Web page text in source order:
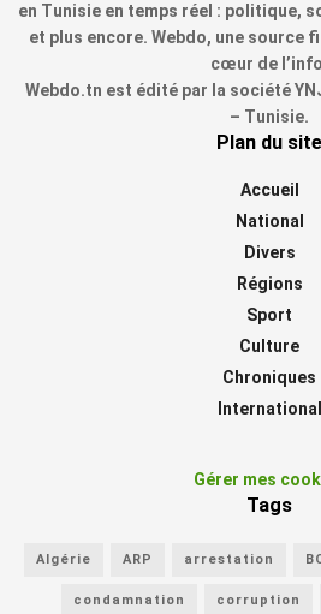
en Tunisie en temps réel : politique,
et plus encore. Webdo, une source
cœur de
Webdo.tn est édité par la société
– Tunisie.
Plan du site
Accueil
National
Divers
Régions
Sport
Culture
Chroniques
International
Gérer mes
Tags
Algérie ARP arrestation
condamnation corruption